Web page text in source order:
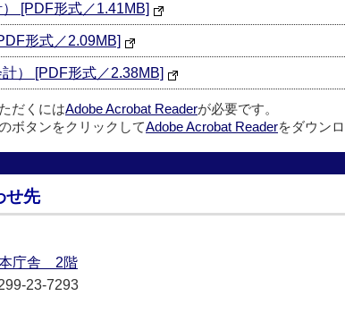
[PDF形式／1.41MB]
形式／2.09MB]
） [PDF形式／2.38MB]
だくにはAdobe Acrobat Readerが必要です。
ボタンをクリックしてAdobe Acrobat Readerをダウン
せ先
庁舎 2階
23-7293